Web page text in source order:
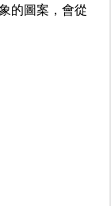
的圖案，會從